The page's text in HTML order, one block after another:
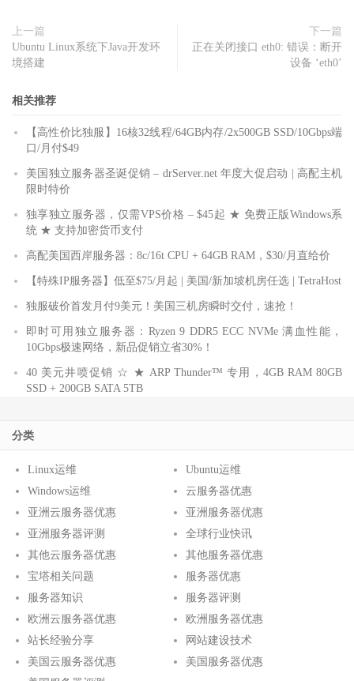
上一篇
Ubuntu Linux系统下Java开发环
境搭建
下一篇
正在关闭接口 eth0: 错误：断开
设备 ‘eth0’
相关推荐
【高性价比独服】16核32线程/64GB内存/2x500GB SSD/10Gbps端
口/月付$49
美国独立服务器圣诞促销 – drServer.net 年度大促启动 | 高配主机
限时特价
独享独立服务器，仅需VPS价格 – $45起 ★ 免费正版Windows系
统 ★ 支持加密货币支付
高配美国西岸服务器：8c/16t CPU + 64GB RAM，$30/月直给价
【特殊IP服务器】低至$75/月起 | 美国/新加坡机房任选 | TetraHost
独服破价首发月付9美元！美国三机房瞬时交付，速抢！
即时可用独立服务器：Ryzen 9 DDR5 ECC NVMe 满血性能，
10Gbps极速网络，新品促销立省30%！
40 美元井喷促销 ☆ ★ ARP Thunder™ 专用，4GB RAM 80GB
SSD + 200GB SATA 5TB
分类
Linux运维
Ubuntu运维
Windows运维
云服务器优惠
亚洲云服务器优惠
亚洲服务器优惠
亚洲服务器评测
全球行业快讯
其他云服务器优惠
其他服务器优惠
宝塔相关问题
服务器优惠
服务器知识
服务器评测
欧洲云服务器优惠
欧洲服务器优惠
站长经验分享
网站建设技术
美国云服务器优惠
美国服务器优惠